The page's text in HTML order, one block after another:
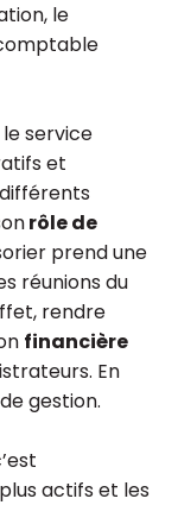
le
service
et
rôle de
prend une
réunions du
rendre
financière
En
gestion.
actifs et les